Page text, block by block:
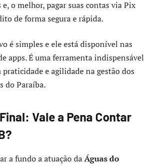
o melhor, pagar suas contas via Pix
de forma segura e rápida.
é simples e ele está disponível nas
apps. É uma ferramenta indispensável
praticidade e agilidade na gestão dos
do Paraíba.
Vale a Pena Contar
a fundo a atuação daÁguas do